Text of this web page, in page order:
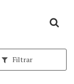
Filtrar